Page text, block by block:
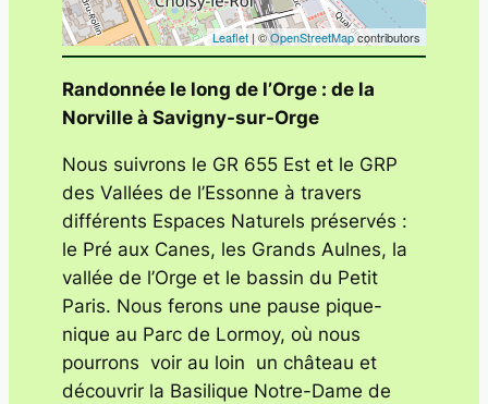
Leaflet| ©OpenStreetMapcontributors
Randonnée le long de l’Orge : de la
Norville à Savigny-sur-Orge
Nous suivrons le GR 655 Est et le GRP
des Vallées de l’Essonne à travers
différents Espaces Naturels préservés :
le Pré aux Canes, les Grands Aulnes, la
vallée de l’Orge et le bassin du Petit
Paris. Nous ferons une pause pique-
nique au Parc de Lormoy, où nous
pourrons voir au loin un château et
découvrir la Basilique Notre-Dame de